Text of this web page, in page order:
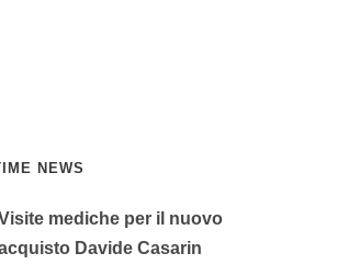
NEWS
mediche per il nuovo
Davide Casarin